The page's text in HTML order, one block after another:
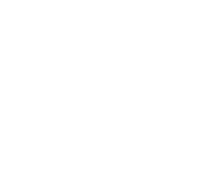
き作成されるも
ようお願いしま
下、フタル酸ジブチ
ない年数を意
要な手段を講じ
ムロン制御